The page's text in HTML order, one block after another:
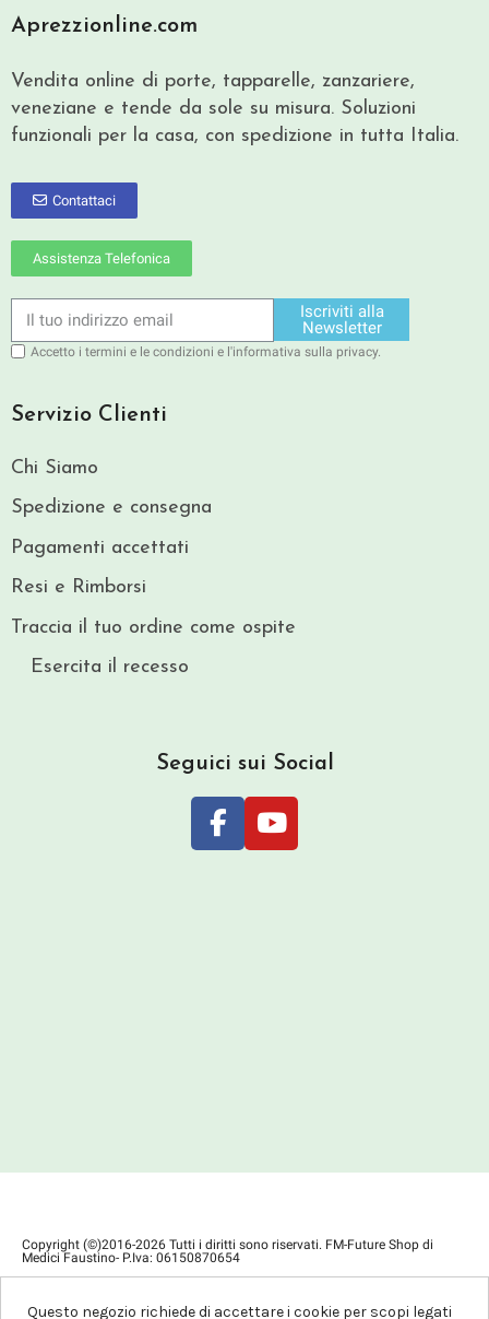
Aprezzionline.com
Vendita online di porte, tapparelle, zanzariere,
veneziane e tende da sole su misura. Soluzioni
funzionali per la casa, con spedizione in tutta Italia.
Contattaci
Assistenza Telefonica
Iscriviti alla
Newsletter
Accetto i termini e le condizioni e l'informativa sulla privacy.
Servizio Clienti
Chi Siamo
Spedizione e consegna
Pagamenti accettati
Resi e Rimborsi
Traccia il tuo ordine come ospite
Esercita il recesso
Seguici sui Social
Copyright (©)2016-2026 Tutti i diritti sono riservati. FM-Future Shop di
Medici Faustino- P.Iva: 06150870654
Questo negozio richiede di accettare i cookie per scopi legati